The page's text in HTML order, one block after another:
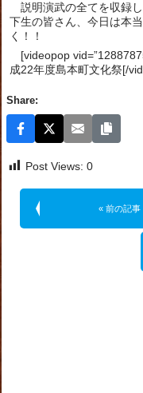
説明演武の全てを収録
下生の皆さん、今日は本
く！！
[videopop
成22年度島本町文化祭[/
Share:
Post Views: 0
« 前の記事